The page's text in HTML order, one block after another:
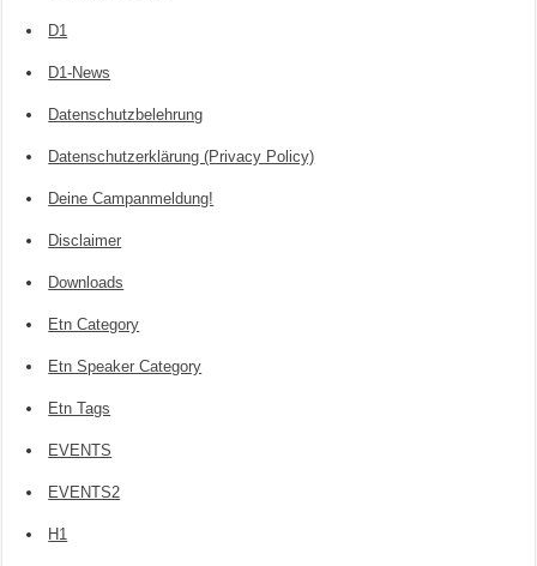
D1
D1-News
Datenschutzbelehrung
Datenschutzerklärung (Privacy Policy)
Deine Campanmeldung!
Disclaimer
Downloads
Etn Category
Etn Speaker Category
Etn Tags
EVENTS
EVENTS2
H1